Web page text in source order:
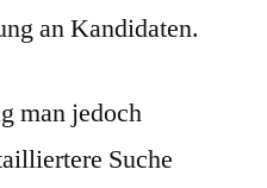
an Kandidaten.
man jedoch
Suche